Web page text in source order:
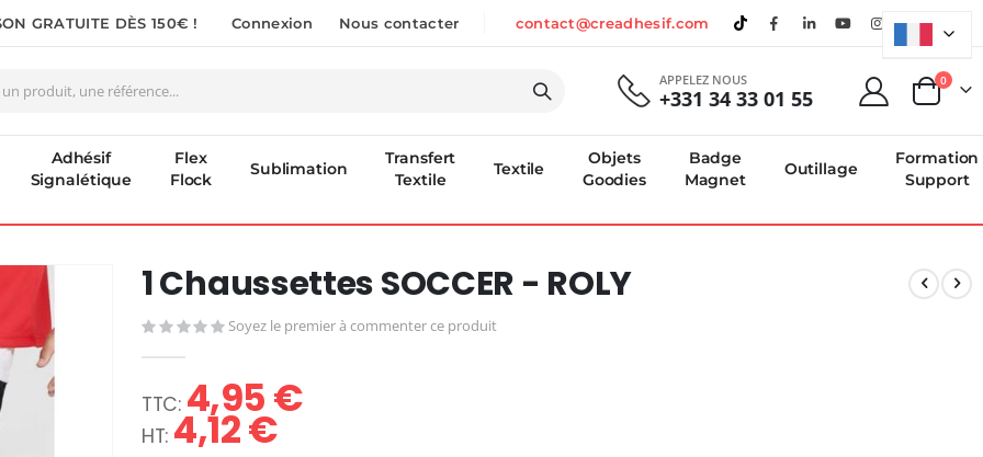
GRATUITE DÈS 150€ ! Connexion Nous contacter contact@creadhesif.com
APPELEZ NOUS
+331 34 33 01 55 Panier
0
Adhésif
Signalétique
Flex
Flock
Sublimation
Transfert
Textile
Textile
Objets
Goodies
Badge
Magnet
Outillage
Formation
Support
1 Chaussettes SOCCER - ROLY
Soyez le premier à commenter ce produit
4,95 €
4,12 €